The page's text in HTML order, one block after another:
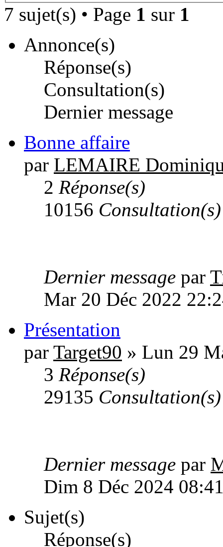
7 sujet(s) • Page 1 sur 1
Annonce(s)
Réponse(s)
Consultation(s)
Dernier message
Bonne affaire
par LEMAIRE
2 Réponse(s)
10156 Consultation(s)
Dernier message par
Mar 20 Déc 2022
Présentation
par Target90 » Lun 29
3 Réponse(s)
29135 Consultation(s)
Dernier message par
Dim 8 Déc 2024
Sujet(s)
Réponse(s)